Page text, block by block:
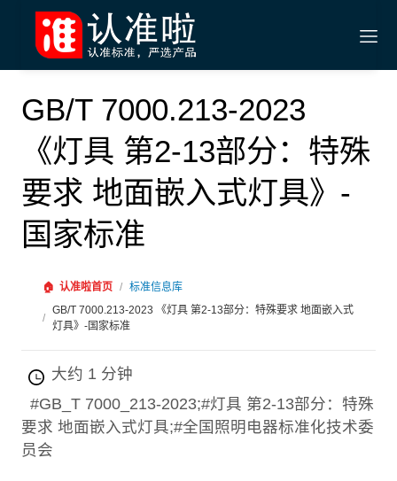
GB/T 7000.213-2023
《灯具 第2-13部分：特殊
要求 地面嵌入式灯具》-
国家标准
🏠 认准啦首页 / 标准信息库
/
GB/T 7000.213-2023 《灯具 第2-13部分：特殊要求 地面嵌入式
灯具》-国家标准
大约 1 分钟
#GB_T 7000_213-2023;#灯具 第2-13部分：特殊
要求 地面嵌入式灯具;#全国照明电器标准化技术委
员会